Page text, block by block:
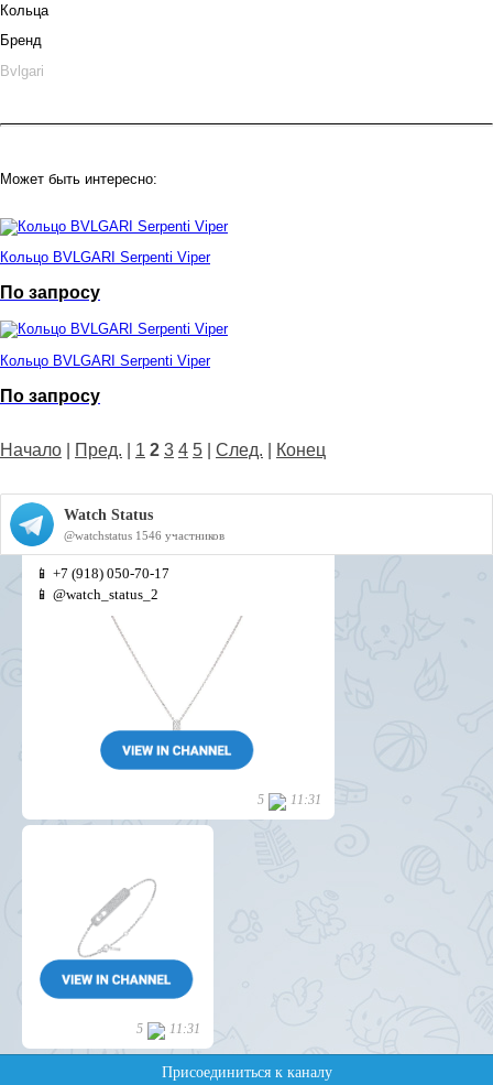
Кольца
Бренд
Bvlgari
Может быть интересно:
Кольцо BVLGARI Serpenti Viper
По запросу
Кольцо BVLGARI Serpenti Viper
По запросу
Начало Пред. 1 2 3 4 5 След. Конец